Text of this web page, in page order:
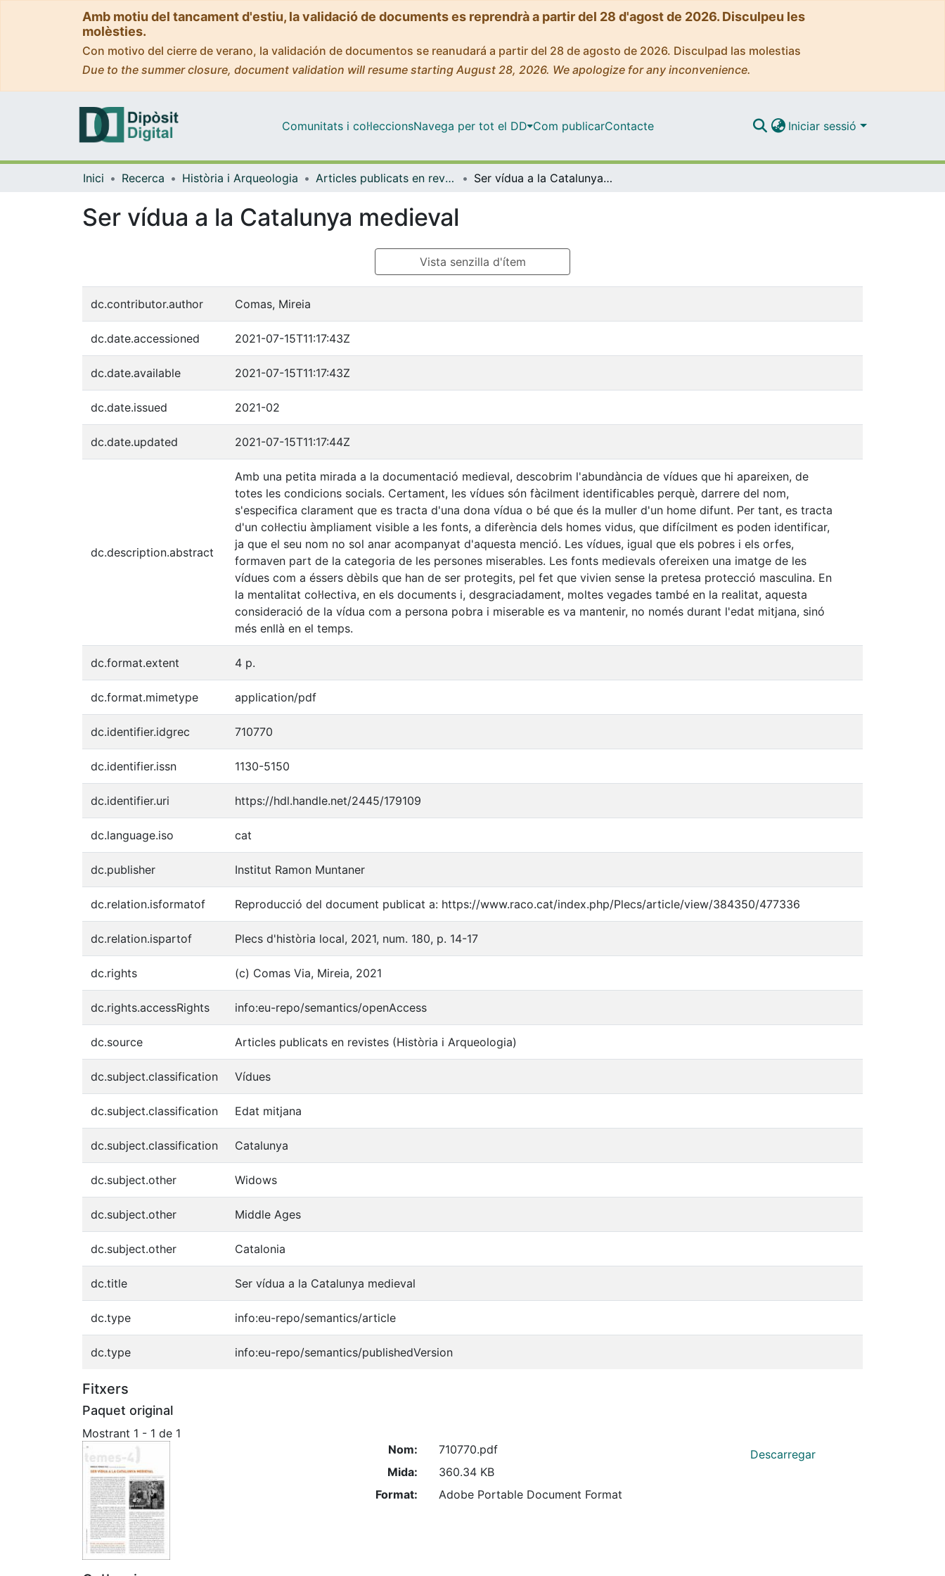
Amb motiu del tancament d'estiu, la validació de documents es reprendrà a partir del 28 d'agost de 2026. Disculpeu les
molèsties.
Con motivo del cierre de verano, la validación de documentos se reanudará a partir del 28 de agosto de 2026. Disculpad las molestias
Due to the summer closure, document validation will resume starting August 28, 2026. We apologize for any inconvenience.
Comunitats i col·leccionsNavega per tot el DD Com publicarContacte Iniciar sessió
Inici Recerca Història i Arqueologia Articles publicats en revistes (Història i Arqueologia) Ser vídua a la Catalunya medieval
Ser vídua a la Catalunya medieval
Vista senzilla d'ítem
dc.contributor.author Comas, Mireia
dc.date.accessioned 2021-07-15T11:17:43Z
dc.date.available 2021-07-15T11:17:43Z
dc.date.issued 2021-02
dc.date.updated 2021-07-15T11:17:44Z
dc.description.abstract
Amb una petita mirada a la documentació medieval, descobrim l'abundància de vídues que hi apareixen, de
totes les condicions socials. Certament, les vídues són fàcilment identificables perquè, darrere del nom,
s'especifica clarament que es tracta d'una dona vídua o bé que és la muller d'un home difunt. Per tant, es tracta
d'un col·lectiu àmpliament visible a les fonts, a diferència dels homes vidus, que difícilment es poden identificar,
ja que el seu nom no sol anar acompanyat d'aquesta menció. Les vídues, igual que els pobres i els orfes,
formaven part de la categoria de les persones miserables. Les fonts medievals ofereixen una imatge de les
vídues com a éssers dèbils que han de ser protegits, pel fet que vivien sense la pretesa protecció masculina. En
la mentalitat col·lectiva, en els documents i, desgraciadament, moltes vegades també en la realitat, aquesta
consideració de la vídua com a persona pobra i miserable es va mantenir, no només durant l'edat mitjana, sinó
més enllà en el temps.
dc.format.extent 4 p.
dc.format.mimetype application/pdf
dc.identifier.idgrec 710770
dc.identifier.issn 1130-5150
dc.identifier.uri https://hdl.handle.net/2445/179109
dc.language.iso cat
dc.publisher Institut Ramon Muntaner
dc.relation.isformatof Reproducció del document publicat a: https://www.raco.cat/index.php/Plecs/article/view/384350/477336
dc.relation.ispartof Plecs d'història local, 2021, num. 180, p. 14-17
dc.rights (c) Comas Via, Mireia, 2021
dc.rights.accessRights info:eu-repo/semantics/openAccess
dc.source Articles publicats en revistes (Història i Arqueologia)
dc.subject.classification Vídues
dc.subject.classification Edat mitjana
dc.subject.classification Catalunya
dc.subject.other Widows
dc.subject.other Middle Ages
dc.subject.other Catalonia
dc.title Ser vídua a la Catalunya medieval
dc.type info:eu-repo/semantics/article
dc.type info:eu-repo/semantics/publishedVersion
Fitxers
Paquet original
Mostrant 1 - 1 de 1
Nom:
710770.pdf
Mida:
360.34 KB
Format:
Adobe Portable Document Format
Descarregar